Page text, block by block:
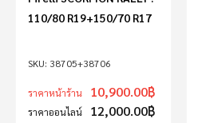
38705+38706
110/80 R19+150/70 R17
ราคาหน้าร้าน 10,900.00฿
ราคาออนไลน์ 12,000.00฿